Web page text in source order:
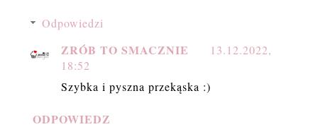
Odpowiedzi
ZRÓB TO SMACZNIE
13.12.2022,
18:52
Szybka i pyszna przekąska :)
ODPOWIEDZ